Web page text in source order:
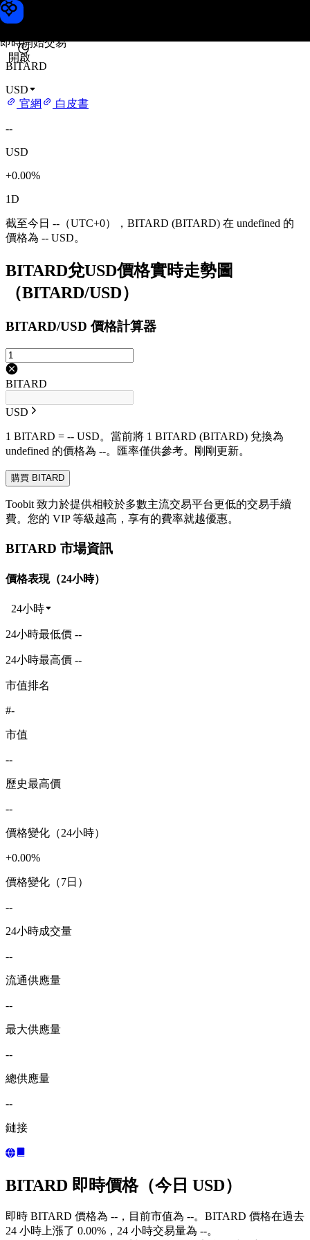
即時開始交易
開啟
BITARD 價格
BITARD
USD
官網
白皮書
--
USD
+0.00%
1D
截至今日 --（UTC+0），BITARD (BITARD) 在 undefined 的
價格為 -- USD。
BITARD兌USD價格實時走勢圖
（BITARD/USD）
BITARD/USD 價格計算器
BITARD
USD
1 BITARD = -- USD。當前將 1 BITARD (BITARD) 兌換為
undefined 的價格為 --。匯率僅供參考。剛剛更新。
購買 BITARD
Toobit 致力於提供相較於多數主流交易平台更低的交易手續
費。您的 VIP 等級越高，享有的費率就越優惠。
BITARD 市場資訊
價格表現（24小時）
24小時
24小時最低價 --
24小時最高價 --
市值排名
#-
市值
--
歷史最高價
--
價格變化（24小時）
+0.00%
價格變化（7日）
--
24小時成交量
--
流通供應量
--
最大供應量
--
總供應量
--
鏈接
BITARD 即時價格（今日 USD）
即時 BITARD 價格為 --，目前市值為 --。BITARD 價格在過去
24 小時上漲了 0.00%，24 小時交易量為 --。